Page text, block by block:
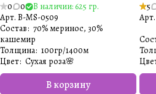
0 0
В наличии: 625 гр.
Арт. B-MS-0509
В корзину
Состав: 70% меринос, 30%
кашемир
Толщина: 100гр/1400м
Цвет: Сухая роза🌸
5
Арт.